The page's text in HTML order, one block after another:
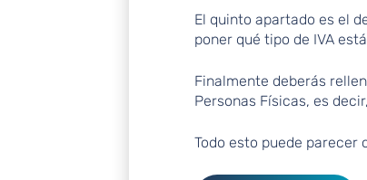
El quinto apartado es el
poner qué tipo de IVA
Finalmente deberás
Personas Físicas, es
Todo esto puede parecer